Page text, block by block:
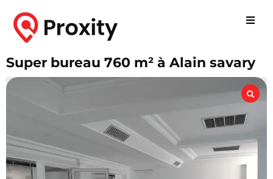
Super bureau 760 m² à Alain savary